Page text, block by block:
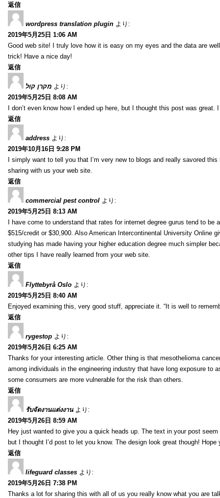
返信
wordpress translation plugin より:
2019年5月25日 1:06 AM
Good web site! I truly love how it is easy on my eyes and the data are
trick! Have a nice day!
返信
מקרן קול より:
2019年5月25日 8:08 AM
I don’t even know how I ended up here, but I thought this post was
返信
address より:
2019年10月16日 9:28 PM
I simply want to tell you that I’m very new to blogs and really savored
sharing with us your web site.
返信
commercial pest control より:
2019年5月25日 8:13 AM
I have come to understand that rates for internet degree gurus tend to
$515/credit or $30,900. Also American Intercontinental University Online
studying has made having your higher education degree much simpler
other tips I have really learned from your web site.
返信
Flyttebyrå Oslo より:
2019年5月25日 8:40 AM
Enjoyed examining this, very good stuff, appreciate it. “It is well to
返信
rygestop より:
2019年5月26日 6:25 AM
Thanks for your interesting article. Other thing is that mesothelioma
among individuals in the engineering industry that have long exposure
some consumers are more vulnerable for the risk than others.
返信
รับจัดงานแต่งงาน より:
2019年5月26日 8:59 AM
Hey just wanted to give you a quick heads up. The text in your post
but I thought I’d post to let you know. The design look great though!
返信
lifeguard classes より:
2019年5月26日 7:38 PM
Thanks a lot for sharing this with all of us you really know what you are